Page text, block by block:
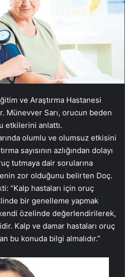
ve Araştırma Hastanesi
Münevver Sarı, orucun beden
etkilerini anlattı.
olumlu ve olumsuz etkisini
sayısının azlığından dolayı
tutmaya dair sorularına
zor olduğunu belirten Doç.
“Kalp hastaları için oruç
bir genelleme yapmak
özelinde değerlendirilerek,
Kalp ve damar hastaları oruç
bu konuda bilgi almalıdır.”